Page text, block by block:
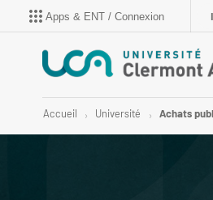
Apps & ENT / Connexion
Accueil Université Achats